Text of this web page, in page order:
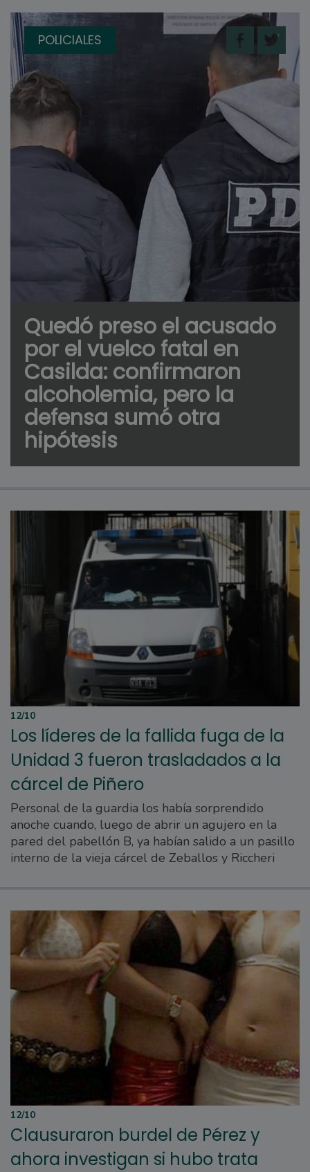
POLICIALES
Quedó preso el acusado
por el vuelco fatal en
Casilda: confirmaron
alcoholemia, pero la
defensa sumó otra
hipótesis
12/10
Los líderes de la fallida fuga de la
Unidad 3 fueron trasladados a la
cárcel de Piñero
Personal de la guardia los había sorprendido
anoche cuando, luego de abrir un agujero en la
pared del pabellón B, ya habían salido a un pasillo
interno de la vieja cárcel de Zeballos y Riccheri
12/10
Clausuraron burdel de Pérez y
ahora investigan si hubo trata